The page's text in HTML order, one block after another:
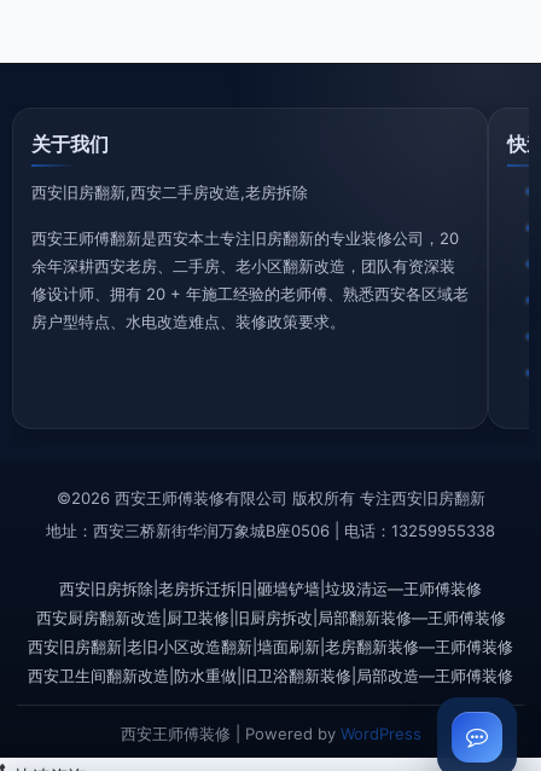
关于我们
西安旧房翻新,西安二手房改造,老房拆除
西安王师傅翻新是西安本土专注旧房翻新的专业装修公司，20
余年深耕西安老房、二手房、老小区翻新改造，团队有资深装
修设计师、拥有 20 + 年施工经验的老师傅、熟悉西安各区域老
房户型特点、水电改造难点、装修政策要求。
快
©2026 西安王师傅装修有限公司 版权所有 专注西安旧房翻新
地址：西安三桥新街华润万象城B座0506 | 电话：13259955338
西安旧房拆除|老房拆迁拆旧|砸墙铲墙|垃圾清运—王师傅装修
西安厨房翻新改造|厨卫装修|旧厨房拆改|局部翻新装修—王师傅装修
西安旧房翻新|老旧小区改造翻新|墙面刷新|老房翻新装修—王师傅装修
西安卫生间翻新改造|防水重做|旧卫浴翻新装修|局部改造—王师傅装修
西安王师傅装修 | Powered by WordPress